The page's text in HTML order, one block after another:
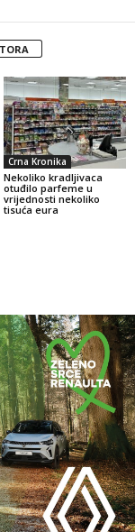
Crna Kronika
Nekoliko kradljivaca
otuđilo parfeme u
vrijednosti nekoliko
tisuća eura